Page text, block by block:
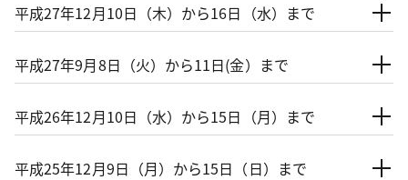
平成27年12月10日（木）から16日（水）まで
平成27年9月8日（火）から11日(金）まで
平成26年12月10日（水）から15日（月）まで
平成25年12月9日（月）から15日（日）まで